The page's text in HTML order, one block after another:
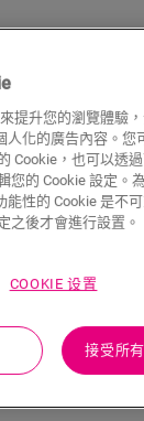
提升您的瀏覽體驗
人化的廣告內容。您
Cookie，也可以透
您的 Cookie 設定。
能性的 Cookie 是不
之後才會進行設置。
COOKIE 设置
接受所